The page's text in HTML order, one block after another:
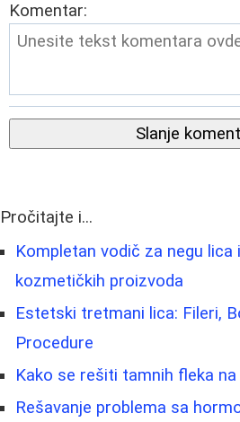
Komentar:
Slanje
Pročitajte i...
Kompletan vodič za negu lica
kozmetičkih proizvoda
Estetski tretmani lica: Fileri,
Procedure
Kako se rešiti tamnih fleka
Rešavanje problema sa